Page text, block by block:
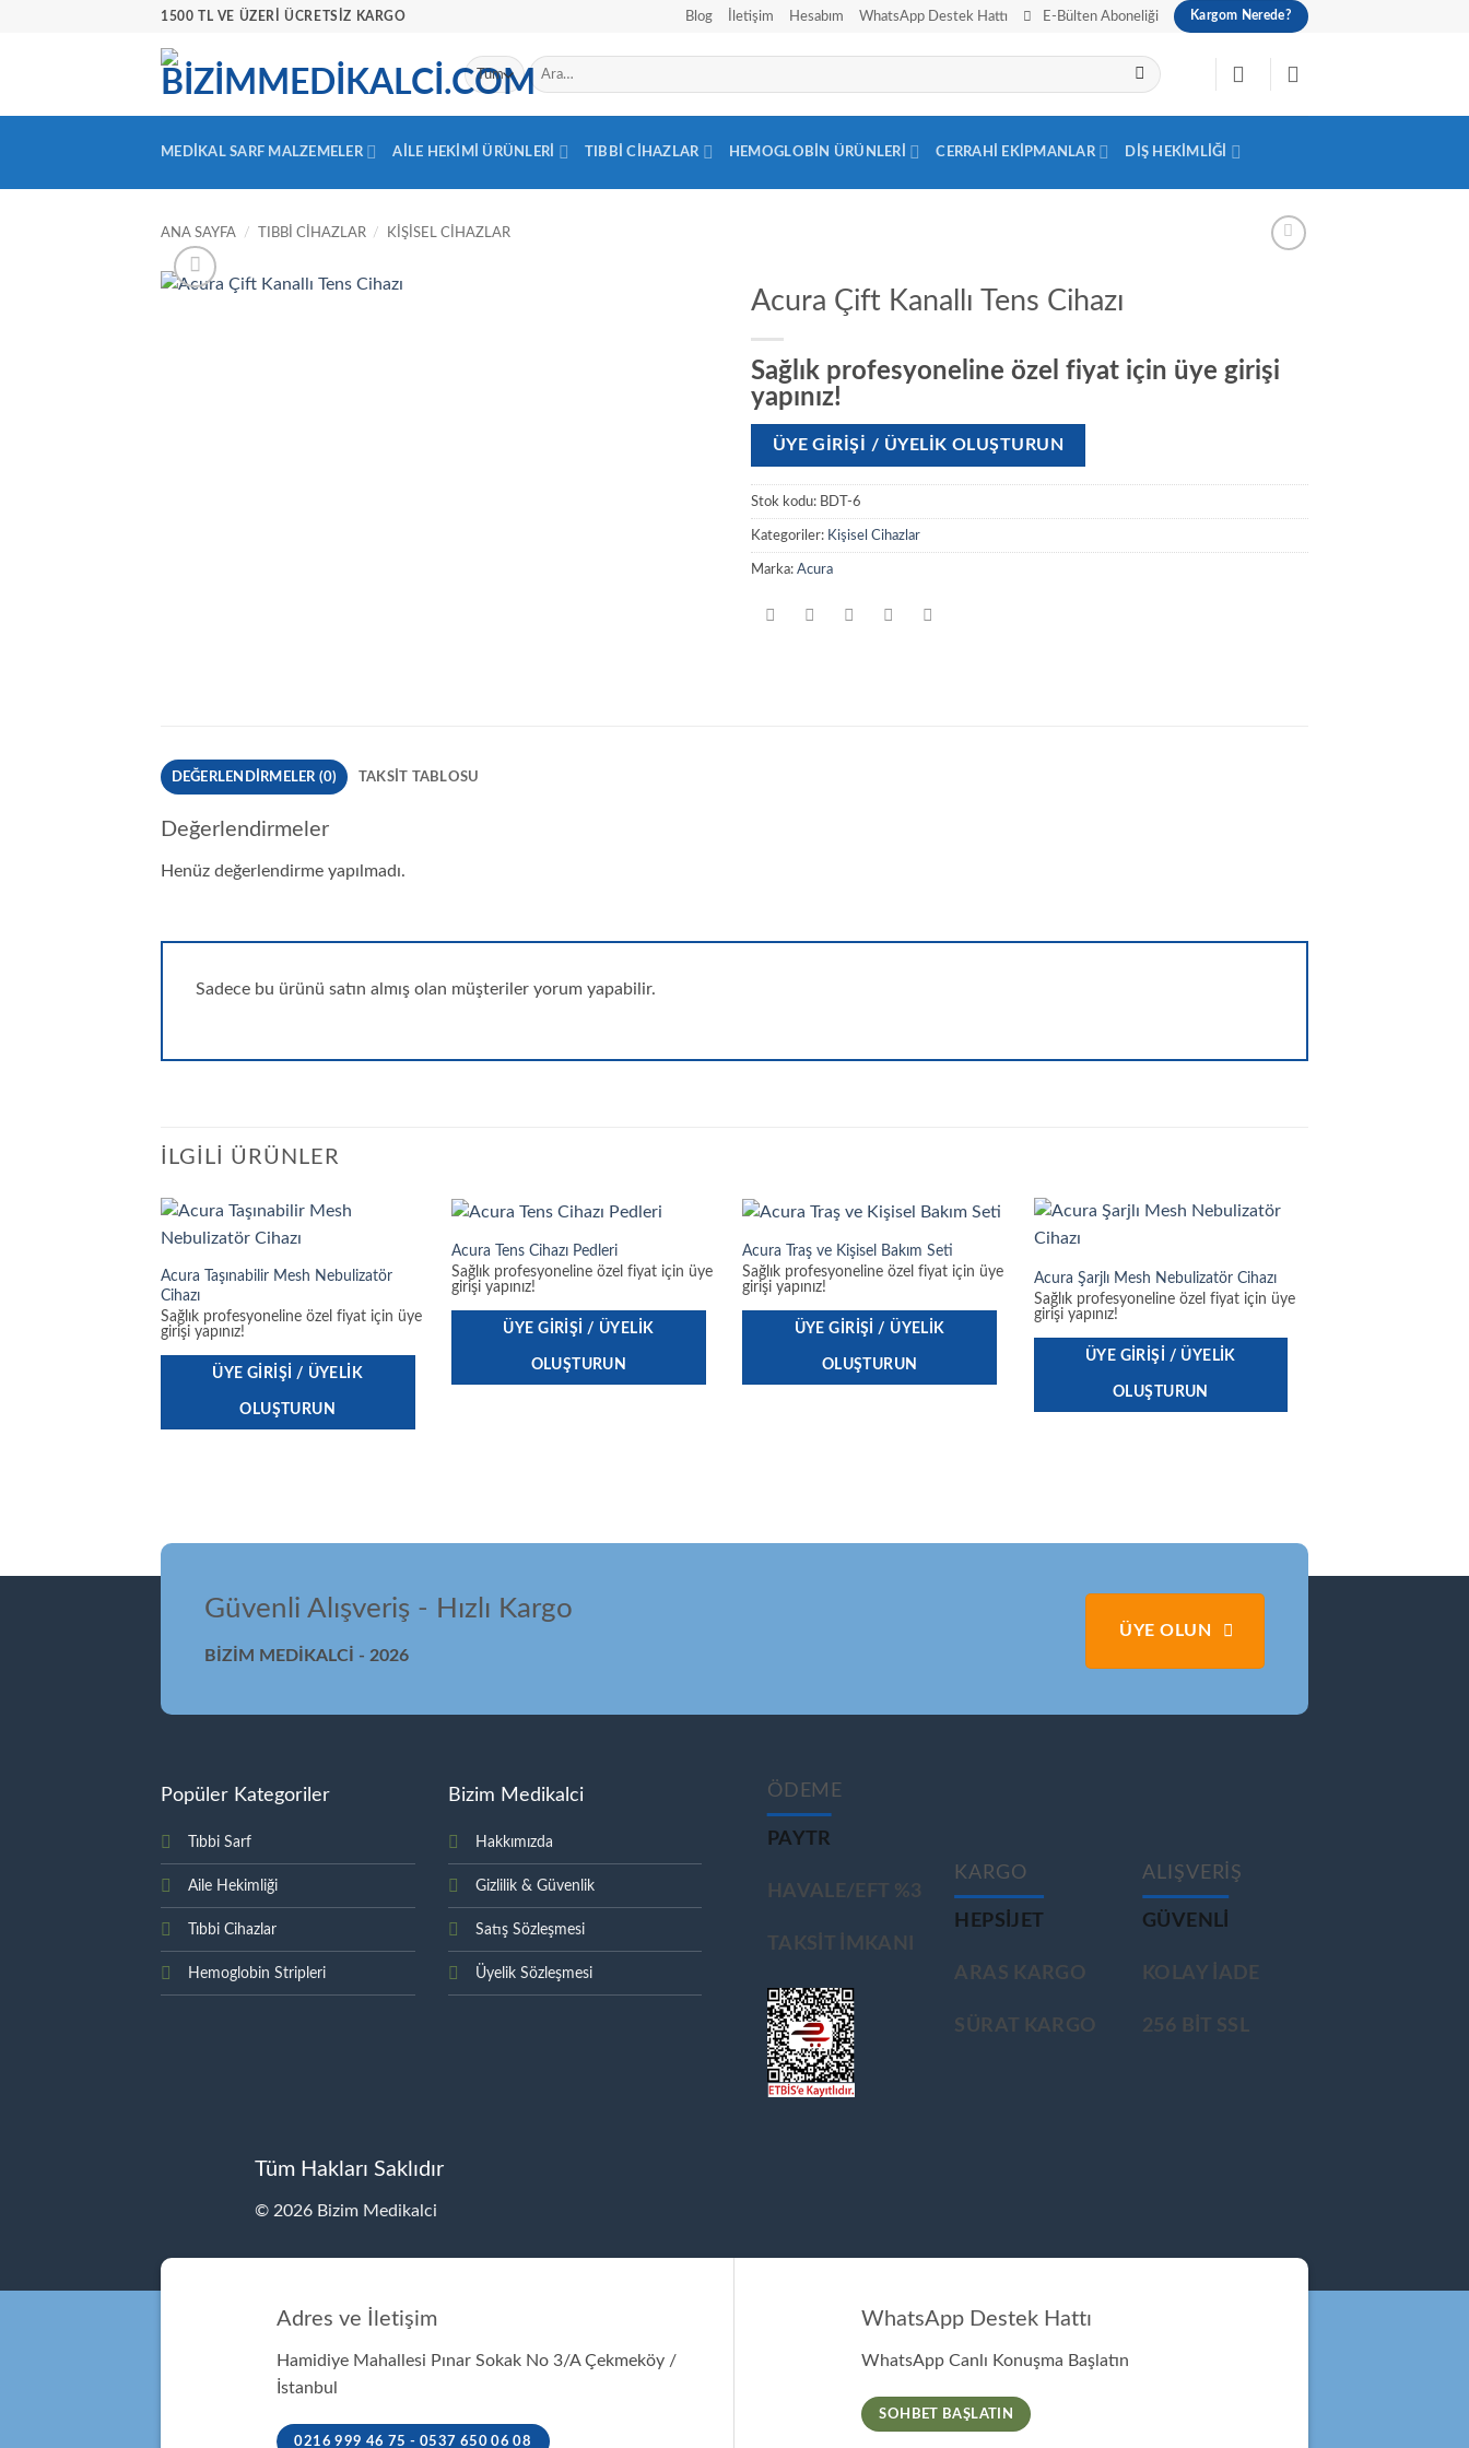
1500 TL VE ÜZERİ ÜCRETSİZ KARGO Blog İletişim Hesabım WhatsApp Destek Hattı E-Bülten Aboneliği Kargom Nerede?
Ara:
MEDIKAL SARF MALZEMELER AILE HEKIMI ÜRÜNLERI TIBBI CIHAZLAR HEMOGLOBIN ÜRÜNLERI CERRAHI EKIPMANLAR DIŞ HEKIMLIĞI
ANA SAYFA / TIBBI CIHAZLAR / KIŞISEL CIHAZLAR
Acura Çift Kanallı Tens Cihazı
Sağlık profesyoneline özel fiyat için üye girişi
yapınız!
ÜYE GIRIŞI / ÜYELIK OLUŞTURUN
Stok kodu: BDT-6
Kategoriler: Kişisel Cihazlar
Marka: Acura
DEĞERLENDIRMELER (0) TAKSIT TABLOSU
Değerlendirmeler
Henüz değerlendirme yapılmadı.
Sadece bu ürünü satın almış olan müşteriler yorum yapabilir.
İLGILI ÜRÜNLER
Acura Taşınabilir Mesh Nebulizatör
Cihazı
Sağlık profesyoneline özel fiyat için üye
girişi yapınız!
ÜYE GIRIŞI / ÜYELIK
OLUŞTURUN
Acura Tens Cihazı Pedleri
Sağlık profesyoneline özel fiyat için üye
girişi yapınız!
ÜYE GIRIŞI / ÜYELIK
OLUŞTURUN
Acura Traş ve Kişisel Bakım Seti
Sağlık profesyoneline özel fiyat için üye
girişi yapınız!
ÜYE GIRIŞI / ÜYELIK
OLUŞTURUN
Acura Şarjlı Mesh Nebulizatör Cihazı
Sağlık profesyoneline özel fiyat için üye
girişi yapınız!
ÜYE GIRIŞI / ÜYELIK
OLUŞTURUN
Güvenli Alışveriş - Hızlı Kargo
BİZİM MEDİKALCİ - 2026
ÜYE OLUN
Popüler Kategoriler
Tıbbi Sarf
Aile Hekimliği
Tıbbi Cihazlar
Hemoglobin Stripleri
Bizim Medikalci
Hakkımızda
Gizlilik & Güvenlik
Satış Sözleşmesi
Üyelik Sözleşmesi
ÖDEME
PAYTR
HAVALE/EFT %3
TAKSIT IMKANI
KARGO
HEPSIJET
ARAS KARGO
SÜRAT KARGO
ALIŞVERİŞ
GÜVENLİ
KOLAY İADE
256 BİT SSL
Tüm Hakları Saklıdır
© 2026 Bizim Medikalci
Adres ve İletişim
Hamidiye Mahallesi Pınar Sokak No 3/A Çekmeköy /
İstanbul
0216 999 46 75 - 0537 650 06 08
WhatsApp Destek Hattı
WhatsApp Canlı Konuşma Başlatın
SOHBET BAŞLATIN